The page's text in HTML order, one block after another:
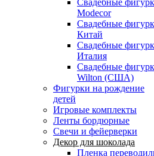
Свадебные
Modecor
Свадебные
Китай
Свадебные
Италия
Свадебные
Wilton (США)
Фигурки на рождение
детей
Игровые комплекты
Ленты бордюрные
Свечи и фейерверки
Декор для шоколада
Пленка